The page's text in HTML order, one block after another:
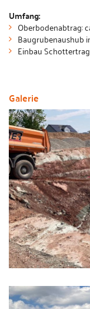
Umfang:
Oberbodenabtrag:
Baugrubenaushub
Einbau
Galerie